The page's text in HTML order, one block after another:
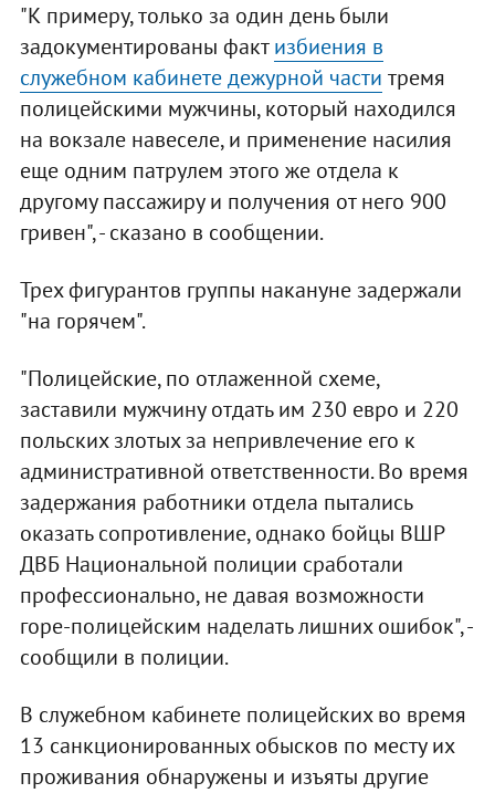
"К примеру, только за один день были
задокументированы фактизбиения в
служебном кабинете дежурной части тремя
полицейскими мужчины, который находился
на вокзале навеселе, и применение насилия
еще одним патрулем этого же отдела к
другому пассажиру и получения от него 900
гривен", - сказано в сообщении.
Трех фигурантов группы накануне задержали
"на горячем".
"Полицейские, по отлаженной схеме,
заставили мужчину отдать им 230 евро и 220
польских злотых за непривлечение его к
административной ответственности. Во время
задержания работники отдела пытались
оказать сопротивление, однако бойцы ВШР
ДВБ Национальной полиции сработали
профессионально, не давая возможности
горе-полицейским наделать лишних ошибок", -
сообщили в полиции.
В служебном кабинете полицейских во время
13 санкционированных обысков по месту их
проживания обнаружены и изъяты другие